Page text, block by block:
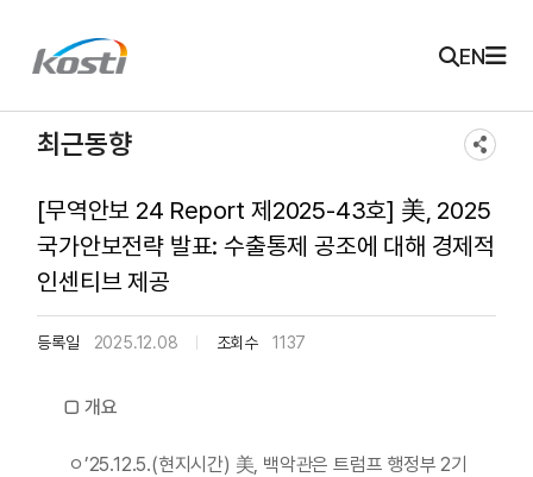
KOSTI 메인 페이지로 이동 EN
최근동향
[무역안보 24 Report 제2025-43호] 美, 2025
국가안보전략 발표: 수출통제 공조에 대해 경제적
인센티브 제공
등록일 2025.12.08 조회수 1137
□ 개요
ㅇ’25.12.5.(현지시간) 美, 백악관은 트럼프 행정부 2기